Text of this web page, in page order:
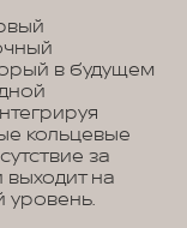
в будущем
кольцевые
за
выходит на
уровень.